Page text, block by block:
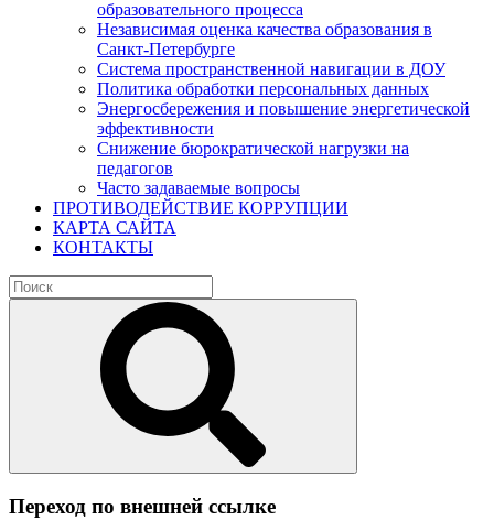
образовательного процесса
Независимая оценка качества образования в
Санкт-Петербурге
Система пространственной навигации в ДОУ
Политика обработки персональных данных
Энергосбережения и повышение энергетической
эффективности
Снижение бюрократической нагрузки на
педагогов
Часто задаваемые вопросы
ПРОТИВОДЕЙСТВИЕ КОРРУПЦИИ
КАРТА САЙТА
КОНТАКТЫ
Переход по внешней ссылке